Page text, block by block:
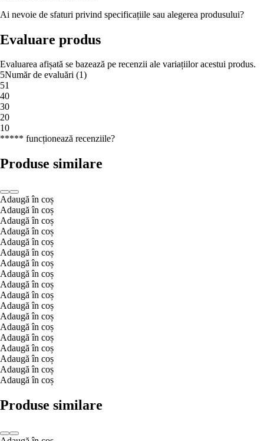
Ai nevoie de sfaturi privind specificațiile sau alegerea produsului?
Evaluare produs
Evaluarea afișată se bazează pe recenzii ale variațiilor acestui produs.
5Număr de evaluări (1)
51
40
30
20
10
***** funcționează recenziile?
Produse similare
Adaugă în coș
Adaugă în coș
Adaugă în coș
Adaugă în coș
Adaugă în coș
Adaugă în coș
Adaugă în coș
Adaugă în coș
Adaugă în coș
Adaugă în coș
Adaugă în coș
Adaugă în coș
Adaugă în coș
Adaugă în coș
Adaugă în coș
Adaugă în coș
Adaugă în coș
Adaugă în coș
Produse similare